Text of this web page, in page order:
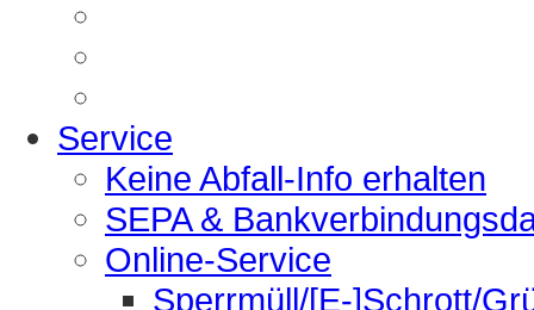
Service
Keine Abfall-Info erhalten
SEPA &
Online-Service
Sperrmüll/[E-]Schrott/